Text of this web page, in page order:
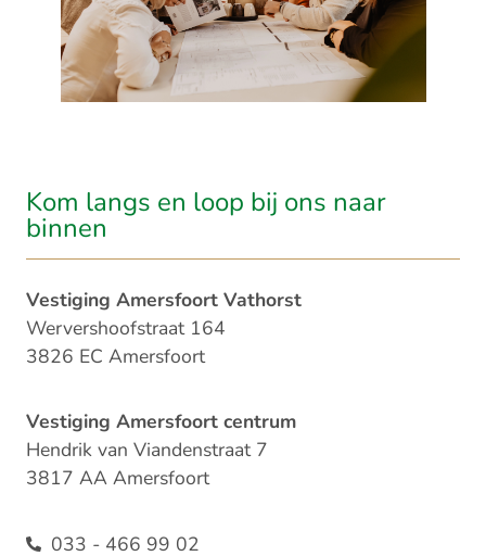
Kom langs en loop bij ons naar
binnen​
Vestiging Amersfoort Vathorst
Wervershoofstraat 164
3826 EC Amersfoort
Vestiging Amersfoort centrum
Hendrik van Viandenstraat 7
3817 AA Amersfoort
033 - 466 99 02